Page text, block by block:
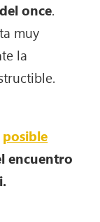
once.
muy
la
posible
encuentro